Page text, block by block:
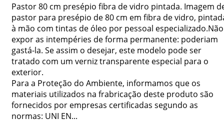
Pastor 80 cm presépio fibra de vidro pintada. Imagem
pastor para presépio de 80 cm em fibra de vidro,
à mão com tintas de óleo por pessoal especializado.Não
expor as intempéries de forma permanente: poderiam
gastá-la. Se assim o desejar, este modelo pode ser
tratado com um verniz transparente especial para o
exterior.
Para a Proteção do Ambiente, informamos que os
materiais utilizados na frabricação deste produto são
fornecidos por empresas certificadas segundo as
normas: UNI EN...